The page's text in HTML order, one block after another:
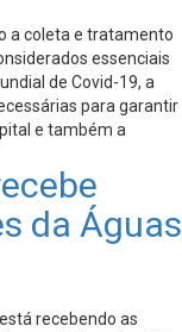
a coleta e tratamento
essenciais
de Covid-19, a
para garantir
e também a
da Águas
recebendo as